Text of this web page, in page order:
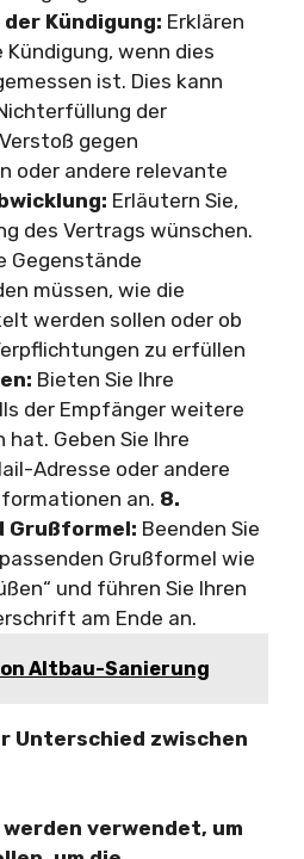
Kündigung: Erklären
Kündigung, wenn dies
ist. Dies kann
der
gegen
oder andere relevante
Erläutern Sie,
des Vertrags wünschen.
Gegenstände
müssen, wie die
werden sollen oder ob
zu erfüllen
Bieten Sie Ihre
der Empfänger weitere
hat. Geben Sie Ihre
Adresse oder andere
an. 8.
Grußformel: Beenden Sie
Grußformel wie
und führen Sie Ihren
am Ende an.
Altbau-Sanierung
Unterschied zwischen
werden verwendet, um